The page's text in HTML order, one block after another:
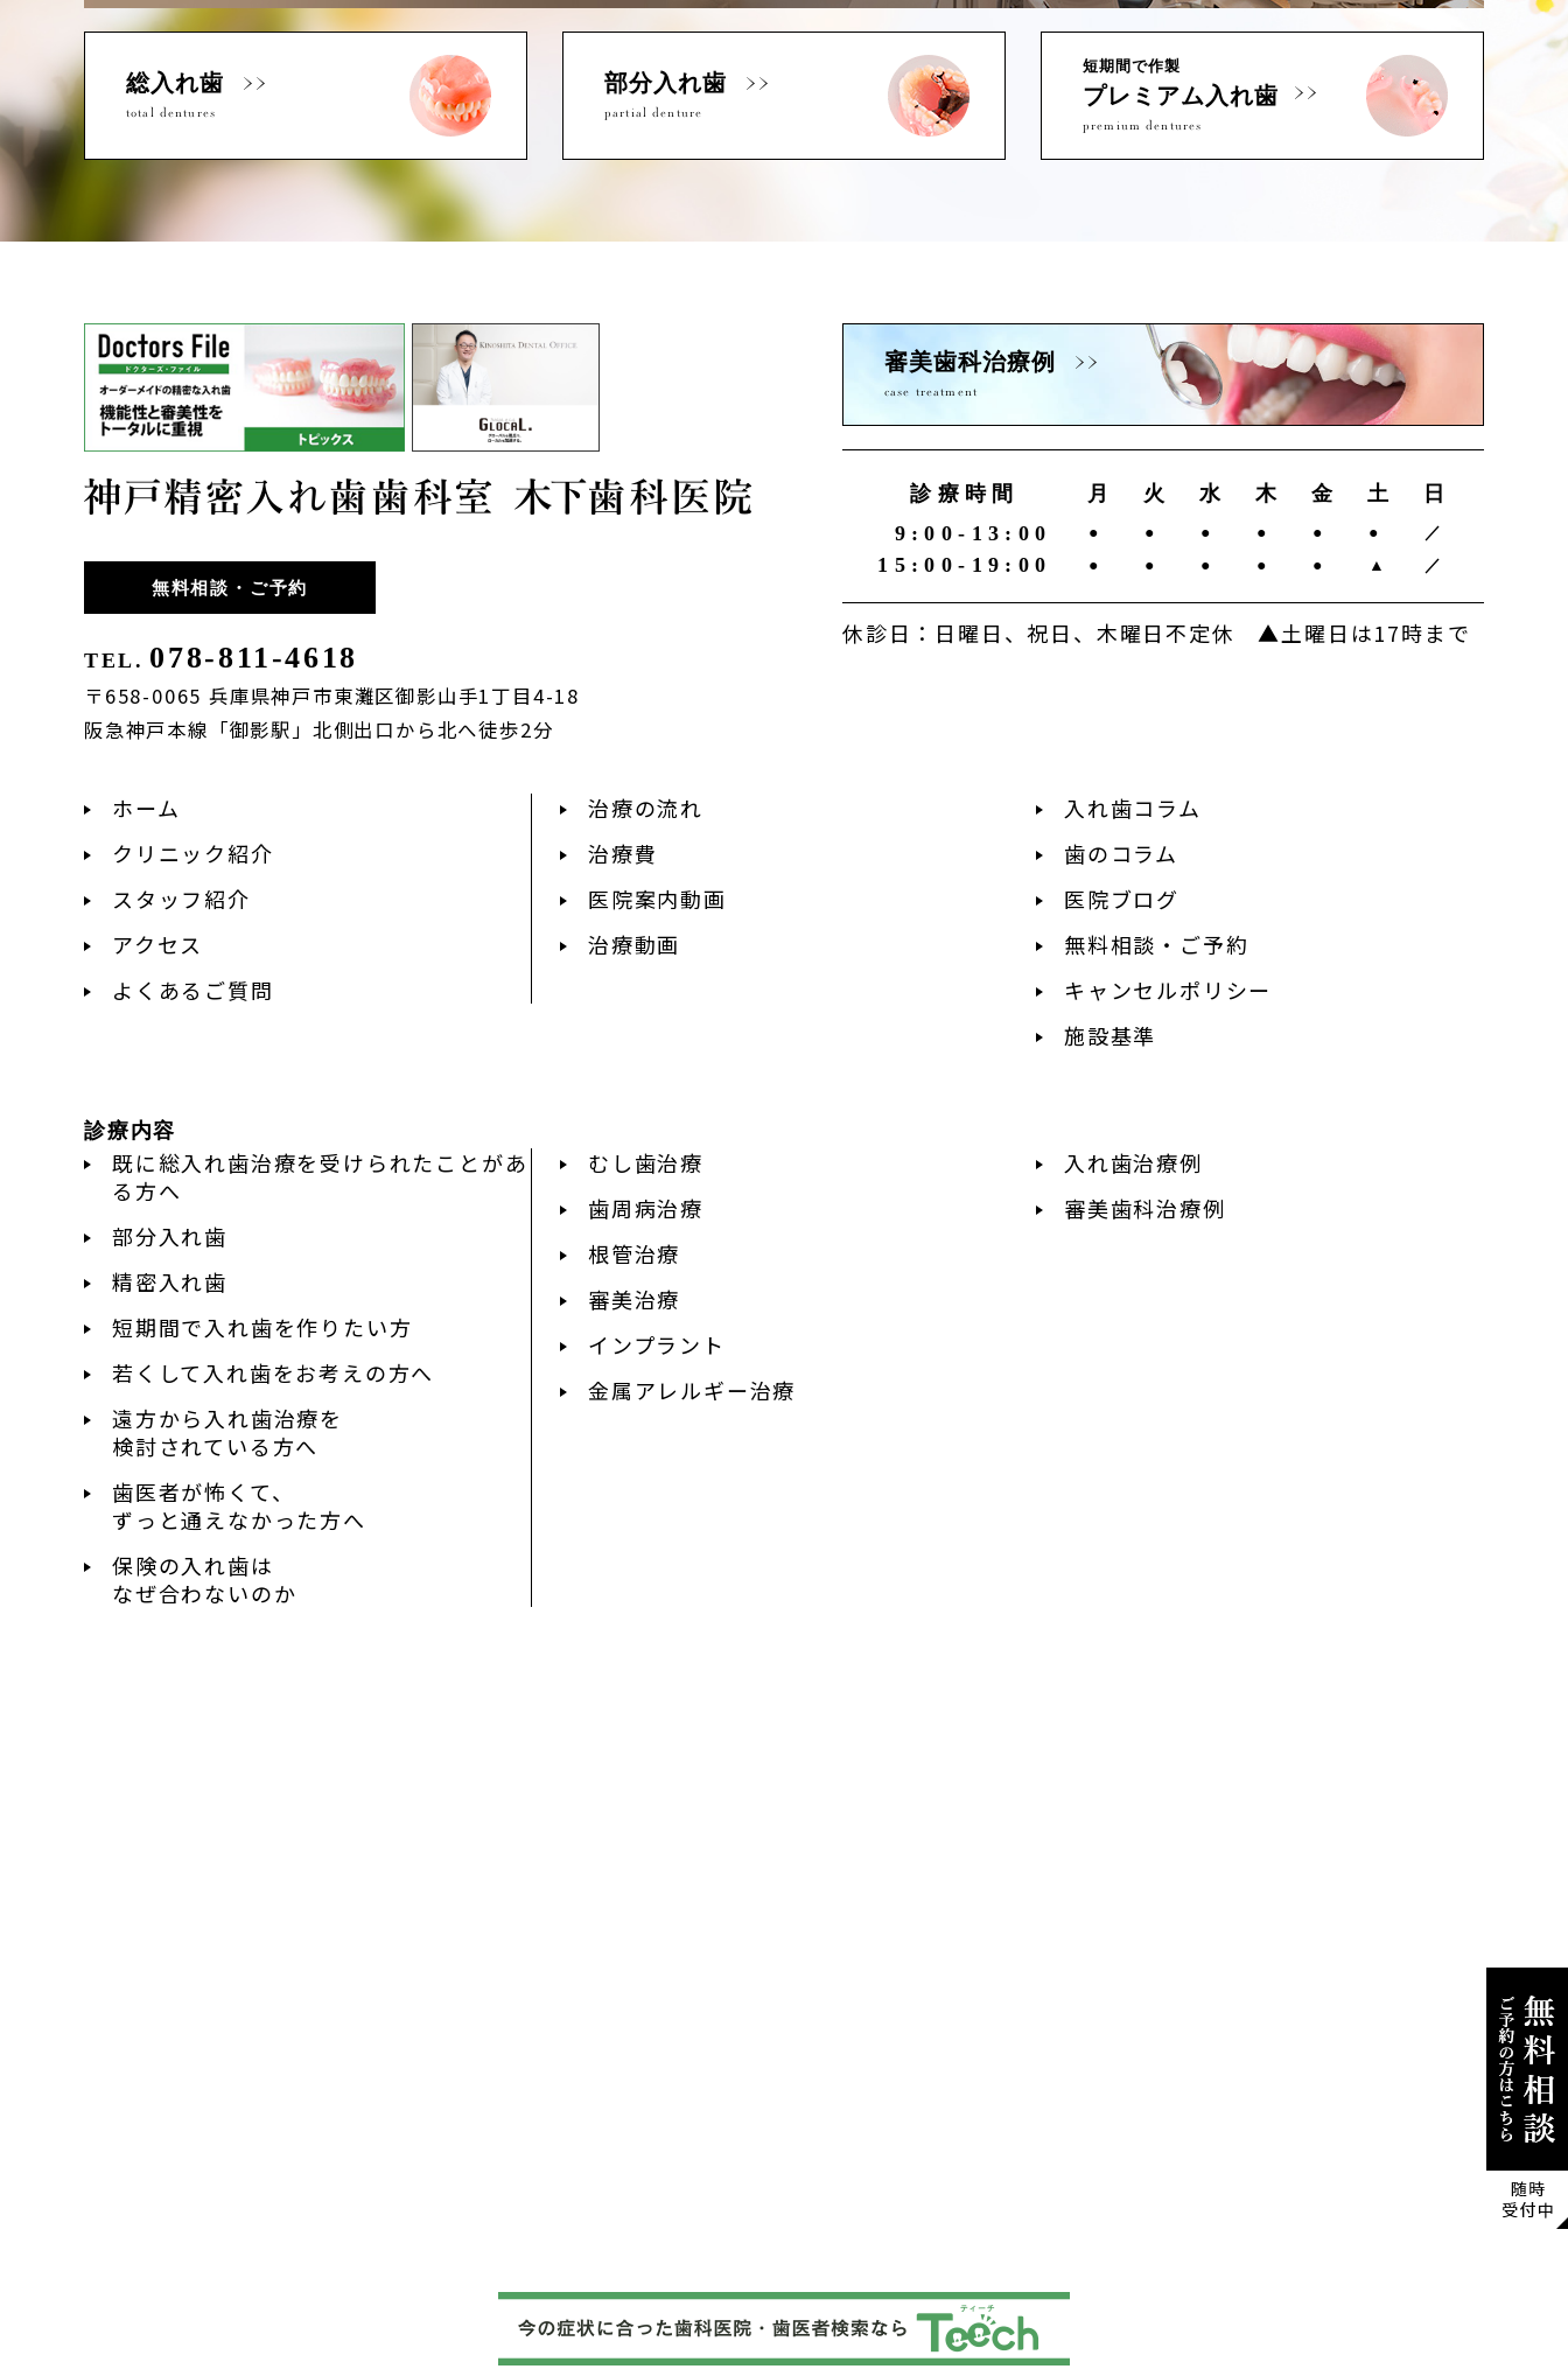
総入れ歯
total dentures
部分入れ歯
partial denture
短期間で作製
プレミアム入れ歯
premium dentures
無料相談・ご予約
TEL. 078-811-4618
〒658-0065 兵庫県神戸市東灘区御影山手1丁目4-18
阪急神戸本線「御影駅」北側出口から北へ徒歩2分
審美歯科治療例
case treatment
診療時間 月 火 水 木 金 土
日
9:00-13:00
● ● ● ● ● ● ／
15:00-19:00 ● ● ● ● ● ▲ ／
休診日：日曜日、祝日、木曜日不定休 ▲土曜日は17時まで
ホーム
クリニック紹介
スタッフ紹介
アクセス
よくあるご質問
治療の流れ
治療費
医院案内動画
治療動画
入れ歯コラム
歯のコラム
医院ブログ
無料相談・ご予約
キャンセルポリシー
施設基準
診療内容
既に総入れ歯治療を受けられたことがあ
る方へ
部分入れ歯
精密入れ歯
短期間で入れ歯を作りたい方
若くして入れ歯をお考えの方へ
遠方から入れ歯治療を
検討されている方へ
歯医者が怖くて、
ずっと通えなかった方へ
保険の入れ歯は
なぜ合わないのか
むし歯治療
歯周病治療
根管治療
審美治療
インプラント
金属アレルギー治療
入れ歯治療例
審美歯科治療例